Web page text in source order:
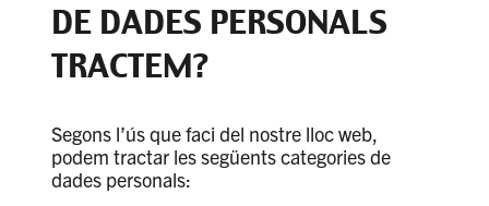
DE DADES PERSONALS
TRACTEM?
Segons l’ús que faci del nostre lloc web,
podem tractar les següents categories de
dades personals: